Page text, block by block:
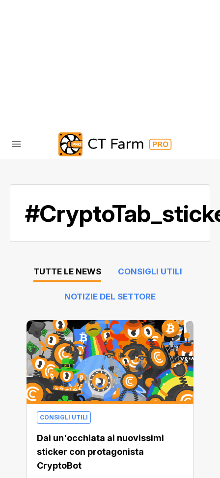
TUTTE LE NEWS CONSIGLI UTILI
NOTIZIE DEL SETTORE
CONSIGLI UTILI
Dai un'occhiata ai nuovissimi
sticker con protagonista
CryptoBot